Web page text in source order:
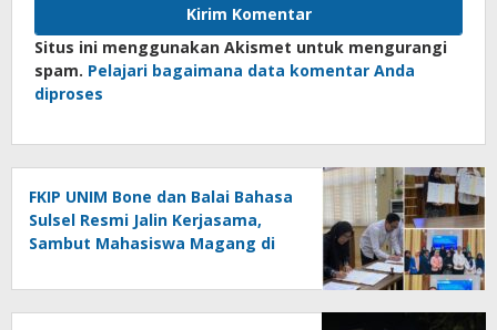
Situs ini menggunakan Akismet untuk mengurangi
spam. Pelajari bagaimana data komentar Anda
diproses
FKIP UNIM Bone dan Balai Bahasa
Sulsel Resmi Jalin Kerjasama,
Sambut Mahasiswa Magang di